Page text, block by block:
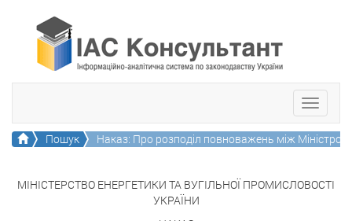
Toggle
Головна
Пошук Наказ: Про розподіл повноважень між
МІНІСТЕРСТВО ЕНЕРГЕТИКИ ТА ВУГІЛЬНОЇ ПРОМИСЛОВОСТІ
УКРАЇНИ